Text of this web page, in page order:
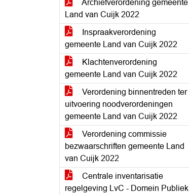
Archiefverordening gemeente
Land van Cuijk 2022
Inspraakverordening
gemeente Land van Cuijk 2022
Klachtenverordening
gemeente Land van Cuijk 2022
Verordening binnentreden ter
uitvoering noodverordeningen
gemeente Land van Cuijk 2022
Verordening commissie
bezwaarschriften gemeente Land
van Cuijk 2022
Centrale inventarisatie
regelgeving LvC - Domein Publiek